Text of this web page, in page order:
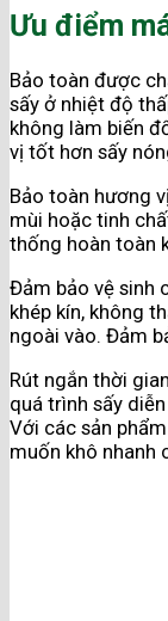
Ưu điểm
Bảo toàn được
sấy ở nhiệt độ
không làm biến
vị tốt hơn sấy
Bảo toàn hương
mùi hoặc tinh
thống hoàn toàn
Đảm bảo vệ sinh
khép kín, không
ngoài vào. Đảm
Rút ngắn thời
quá trình sấy
Với các sản
muốn khô nhanh